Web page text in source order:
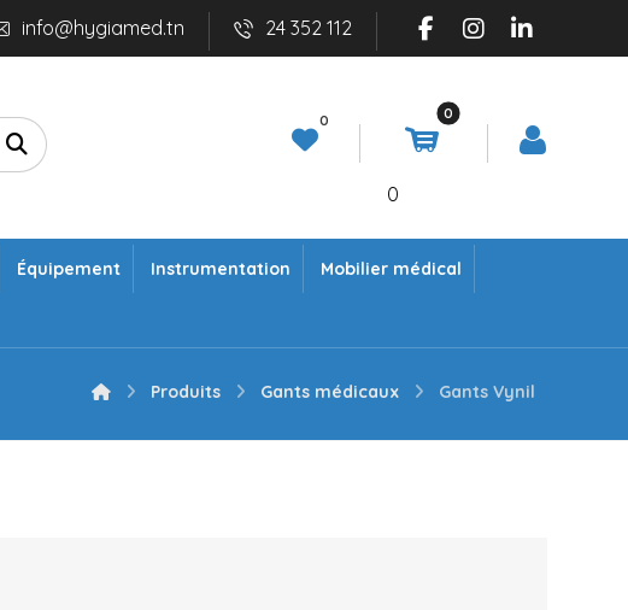
24 352 112
info@hygiamed.tn
0
Équipement Instrumentation Mobilier médical
Produits Gants médicaux Gants Vynil